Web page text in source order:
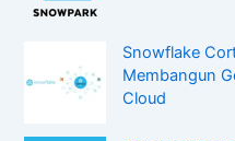
Snowflake
Membangun
Cloud